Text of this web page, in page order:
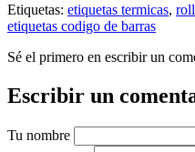
Etiquetas: etiquetas termicas,
etiquetas codigo de barras
Sé el primero en escribir un
Escribir un
Tu nombre